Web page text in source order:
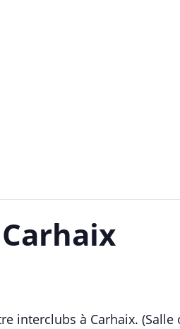
interclubs à Carhaix.